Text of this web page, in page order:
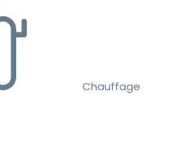
Chauffage